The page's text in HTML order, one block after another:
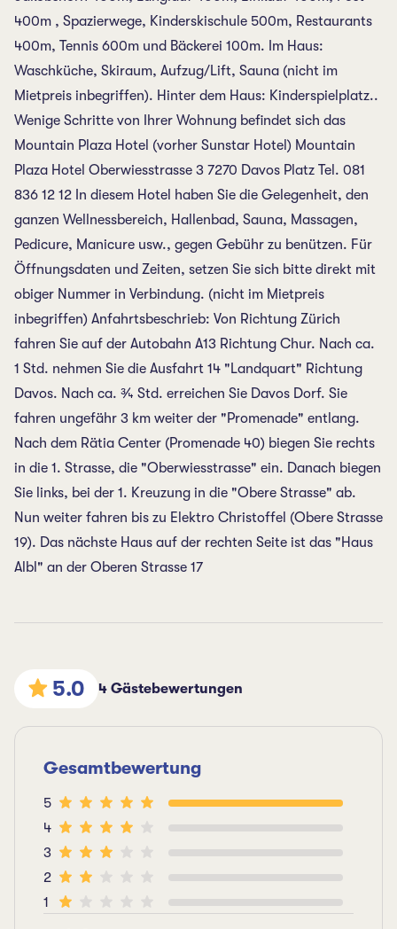
400m , Spazierwege, Kinderskischule 500m, Restaurants
400m, Tennis 600m und Bäckerei 100m. Im Haus:
Waschküche, Skiraum, Aufzug/Lift, Sauna (nicht im
Mietpreis inbegriffen). Hinter dem Haus: Kinderspielplatz..
Wenige Schritte von Ihrer Wohnung befindet sich das
Mountain Plaza Hotel (vorher Sunstar Hotel) Mountain
Plaza Hotel Oberwiesstrasse 3 7270 Davos Platz Tel. 081
836 12 12 In diesem Hotel haben Sie die Gelegenheit, den
ganzen Wellnessbereich, Hallenbad, Sauna, Massagen,
Pedicure, Manicure usw., gegen Gebühr zu benützen. Für
Öffnungsdaten und Zeiten, setzen Sie sich bitte direkt mit
obiger Nummer in Verbindung. (nicht im Mietpreis
inbegriffen) Anfahrtsbeschrieb: Von Richtung Zürich
fahren Sie auf der Autobahn A13 Richtung Chur. Nach ca.
1 Std. nehmen Sie die Ausfahrt 14 "Landquart" Richtung
Davos. Nach ca. ¾ Std. erreichen Sie Davos Dorf. Sie
fahren ungefähr 3 km weiter der "Promenade" entlang.
Nach dem Rätia Center (Promenade 40) biegen Sie rechts
in die 1. Strasse, die "Oberwiesstrasse" ein. Danach biegen
Sie links, bei der 1. Kreuzung in die "Obere Strasse" ab.
Nun weiter fahren bis zu Elektro Christoffel (Obere Strasse
19). Das nächste Haus auf der rechten Seite ist das "Haus
Albl" an der Oberen Strasse 17
5.0 4 Gästebewertungen
Gesamtbewertung
5
4
3
2
1